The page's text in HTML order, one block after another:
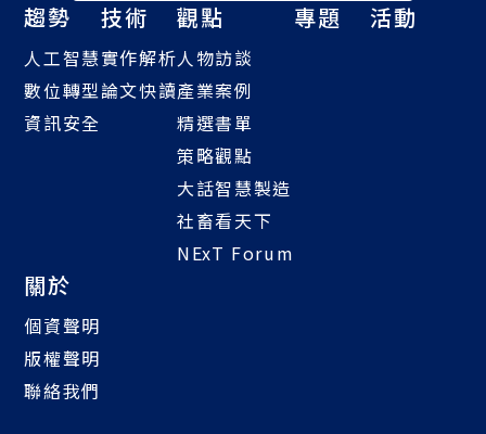
趨勢
人工智慧
數位轉型
資訊安全
技術
實作解析
論文快讀
觀點
人物訪談
產業案例
精選書單
策略觀點
大話智慧製造
社畜看天下
NExT Forum
專題 活動
關於
個資聲明
版權聲明
聯絡我們